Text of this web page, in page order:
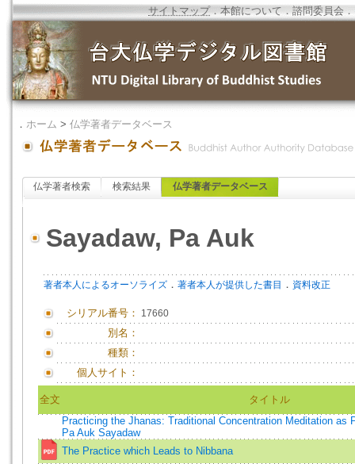
サイトマップ．本館について ．諮問委員会 ．
． ホーム > 仏学著者データベース
仏学著者検索 検索結果 仏学著者データベース
Sayadaw, Pa Auk
著者本人によるオーソライズ ． 著者本人が提供した書目 ． 資料改正
シリアル番号： 17660
別名：
種類：
個人サイト：
全文
タイトル
Practicing the Jhanas: Traditional Concentration Meditation as
Pa Auk Sayadaw
The Practice which Leads to Nibbana